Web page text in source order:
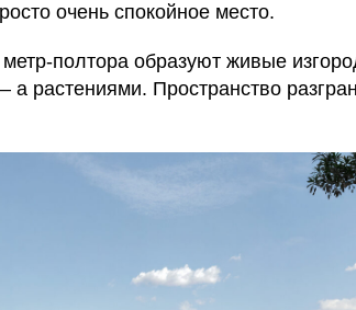
очень спокойное место.
полтора образуют живые
растениями. Пространство